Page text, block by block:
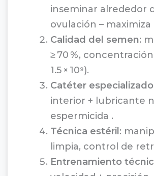
inseminar alrededor
ovulación – maximiza
Calidad del semen:
≥ 70 %,
1.5 × 10⁹).
Catéter especializado
interior + lubricante
espermicida .
Técnica estéril :
limpia, control de
Entrenamiento